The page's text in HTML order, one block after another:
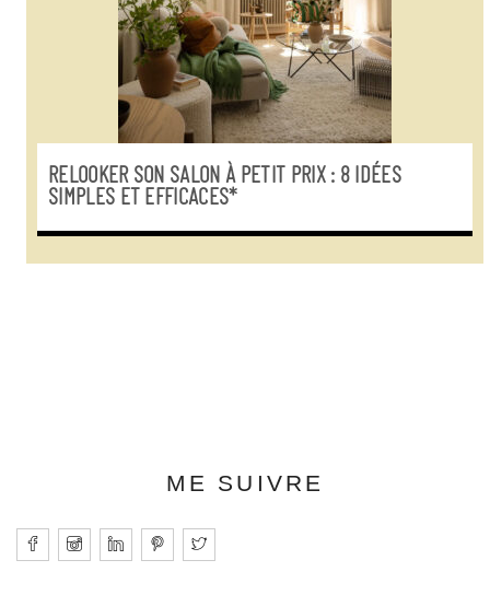
RELOOKER SON SALON À PETIT PRIX : 8 IDÉES
SIMPLES ET EFFICACES*
ME SUIVRE